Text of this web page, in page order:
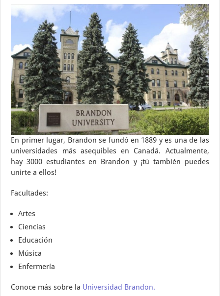
En primer lugar, Brandon se fundó en 1889 y es una de las
universidades más asequibles en Canadá. Actualmente,
hay 3000 estudiantes en Brandon y ¡tú también puedes
unirte a ellos!
Facultades:
Artes
Ciencias
Educación
Música
Enfermería
Conoce más sobre la Universidad Brandon.